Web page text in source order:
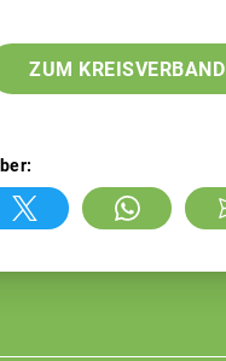
ZUM KREISVERBAND